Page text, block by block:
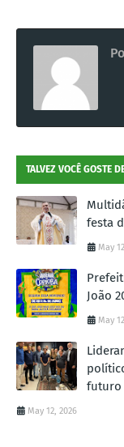
TALVEZ VOCÊ GOSTE
festa
May
João
May
futuro
May 12, 2026